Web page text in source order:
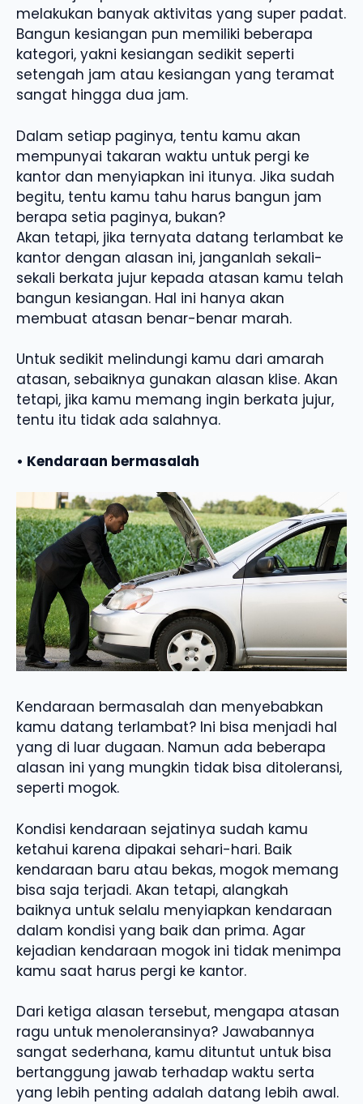
melakukan banyak aktivitas yang super padat.
Bangun kesiangan pun memiliki beberapa
kategori, yakni kesiangan sedikit seperti
setengah jam atau kesiangan yang teramat
sangat hingga dua jam.
Dalam setiap paginya, tentu kamu akan
mempunyai takaran waktu untuk pergi ke
kantor dan menyiapkan ini itunya. Jika sudah
begitu, tentu kamu tahu harus bangun jam
berapa setia paginya, bukan?
Akan tetapi, jika ternyata datang terlambat ke
kantor dengan alasan ini, janganlah sekali-
sekali berkata jujur kepada atasan kamu telah
bangun kesiangan. Hal ini hanya akan
membuat atasan benar-benar marah.
Untuk sedikit melindungi kamu dari amarah
atasan, sebaiknya gunakan alasan klise. Akan
tetapi, jika kamu memang ingin berkata jujur,
tentu itu tidak ada salahnya.
• Kendaraan bermasalah
Kendaraan bermasalah dan menyebabkan
kamu datang terlambat? Ini bisa menjadi hal
yang di luar dugaan. Namun ada beberapa
alasan ini yang mungkin tidak bisa ditoleransi,
seperti mogok.
Kondisi kendaraan sejatinya sudah kamu
ketahui karena dipakai sehari-hari. Baik
kendaraan baru atau bekas, mogok memang
bisa saja terjadi. Akan tetapi, alangkah
baiknya untuk selalu menyiapkan kendaraan
dalam kondisi yang baik dan prima. Agar
kejadian kendaraan mogok ini tidak menimpa
kamu saat harus pergi ke kantor.
Dari ketiga alasan tersebut, mengapa atasan
ragu untuk menoleransinya? Jawabannya
sangat sederhana, kamu dituntut untuk bisa
bertanggung jawab terhadap waktu serta
yang lebih penting adalah datang lebih awal.